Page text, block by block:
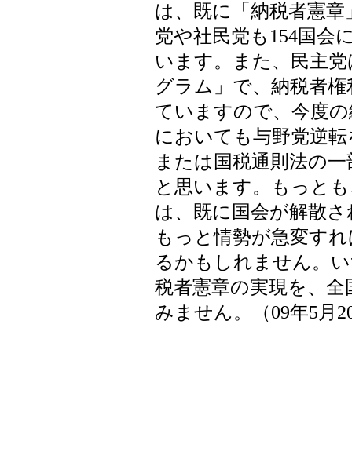
は、既に「納税者憲
党や社民党も154国会
います。また、民主
グラム」で、納税者
ていますので、今度
においても与野党逆
または国税通則法の
と思います。もっと
は、既に国会が解散
もっと情勢が急変す
るかもしれません。
税者憲章の実現を、
みません。（09年5月